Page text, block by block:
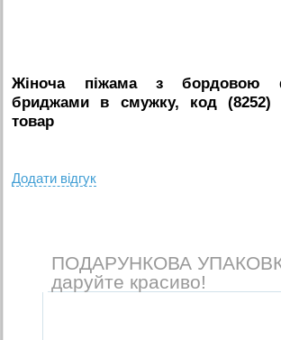
Жіноча піжама з бордовою
бриджами в смужку, код (8252)
товар
Додати вiдгук
ПОДАРУНКОВА
даруйте красиво!